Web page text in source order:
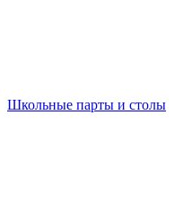
Школьные парты и столы